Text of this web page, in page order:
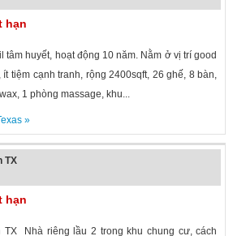
hạn
tâm huyết, hoạt động 10 năm. Nằm ở vị trí good
ít tiệm cạnh tranh, rộng 2400sqft, 26 ghế, 8 bàn,
1 phòng massage, khu...
»
TX
hạn
TX Nhà riêng lầu 2 trong khu chung cư, cách